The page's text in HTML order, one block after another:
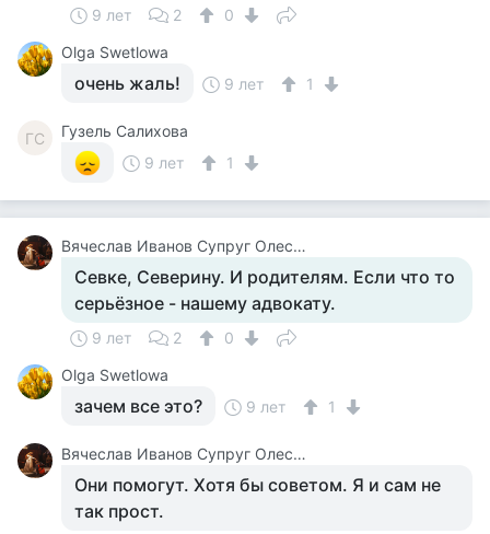
9 лет 2
0
Olga Swetlowa
очень жаль! 9 лет 1
ГС
Гузель Салихова
9 лет
1
Вячеслав Иванов Супруг Олесеньки
Севке, Северину. И родителям. Если что то
серьёзное - нашему адвокату.
9 лет 2
0
Olga Swetlowa
зачем все это? 9 лет 1
Вячеслав Иванов Супруг Олесеньки
Они помогут. Хотя бы советом. Я и сам не
так прост.